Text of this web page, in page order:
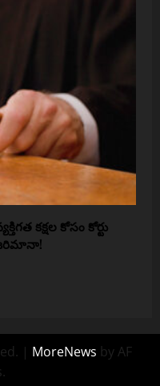
కక్షల కోసం కోర్టు
జరిమానా!
| MoreNews by AF